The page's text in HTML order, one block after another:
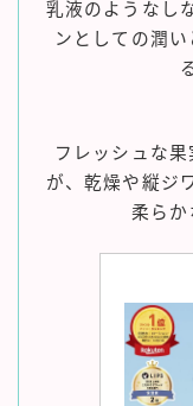
乳液のようなし
ンとしての潤
フレッシュな
が、乾燥や縦ジ
柔らか